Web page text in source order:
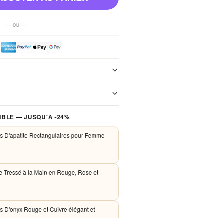
— ou —
Aucun frais de port, jamais.
et Apple Pay. Aucune donnée
serveurs.
— JUSQU'À -24%
D'apatite Rectangulaires pour Femme
Tressé à la Main en Rouge, Rose et
D'onyx Rouge et Cuivre élégant et